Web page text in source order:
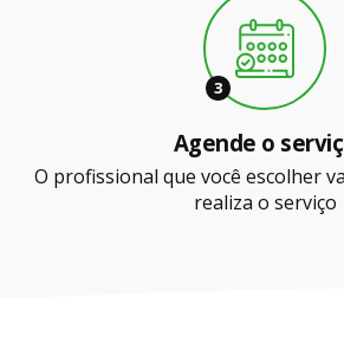
3
Agende o
O profissional que você escolher
realiza o serviço